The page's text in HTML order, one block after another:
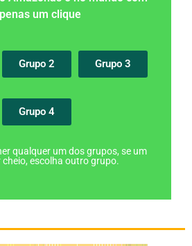
um clique
Grupo 2 Grupo 3
Grupo 4
qualquer um dos grupos, se um
escolha outro grupo.